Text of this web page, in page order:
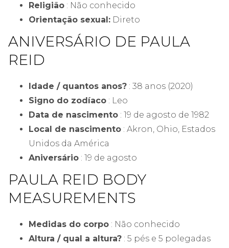
Religião : Não conhecido
Orientação sexual: Direto
ANIVERSÁRIO DE PAULA
REID
Idade / quantos anos? : 38 anos (2020)
Signo do zodíaco : Leo
Data de nascimento : 19 de agosto de 1982
Local de nascimento : Akron, Ohio, Estados
Unidos da América
Aniversário : 19 de agosto
PAULA REID BODY
MEASUREMENTS
Medidas do corpo : Não conhecido
Altura / qual a altura? : 5 pés e 5 polegadas